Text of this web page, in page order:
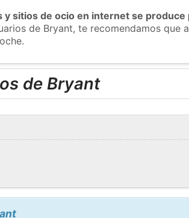
y sitios de ocio en internet se produce
de Bryant, te recomendamos que
de Bryant